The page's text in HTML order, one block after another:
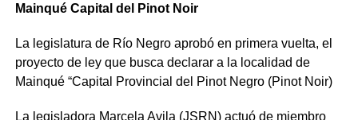
Mainqué Capital del Pinot Noir
La legislatura de Río Negro aprobó en primera vuelta, el
proyecto de ley que busca declarar a la localidad de
Mainqué “Capital Provincial del Pinot Negro (Pinot Noir)
La legisladora Marcela Avila (JSRN) actuó de miembro